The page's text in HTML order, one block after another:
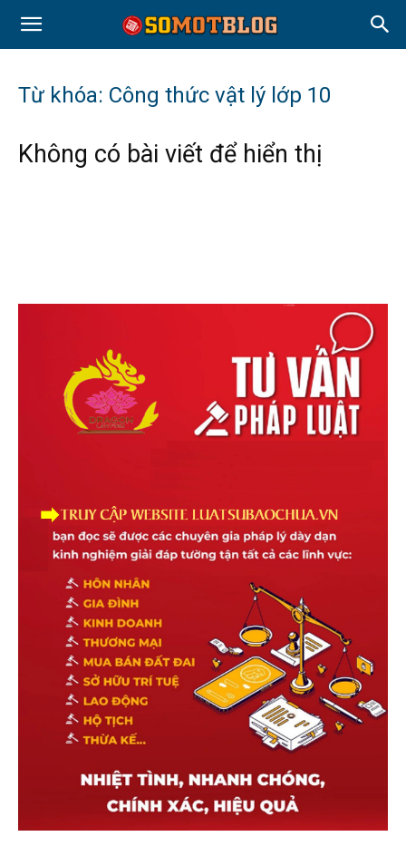
Từ khóa: Công thức vật lý lớp 10
Không có bài viết để hiển thị